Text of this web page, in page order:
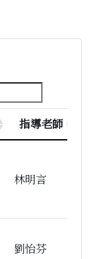
指導老師
林明言
劉怡芬